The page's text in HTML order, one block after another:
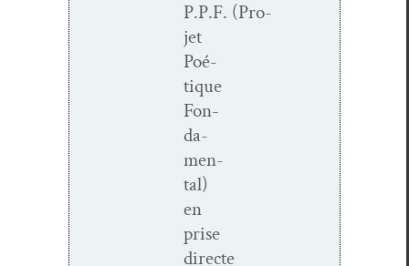
P.P.F. (Pro­
jet
Poé­
tique
Fon­
da­
men­
tal)
en
prise
directe